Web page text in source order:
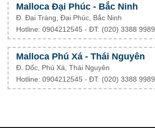
Malloca Đại Phúc - Bắc Ninh
Đ. Đại Tráng, Đại Phúc, Bắc Ninh
Hotline: 0904212545 - ĐT: (020) 3388 9989
Malloca Phú Xá - Thái Nguyên
Đ. Dốc, Phú Xá, Thái Nguyên
Hotline: 0904212545 - ĐT: (020) 3388 9989